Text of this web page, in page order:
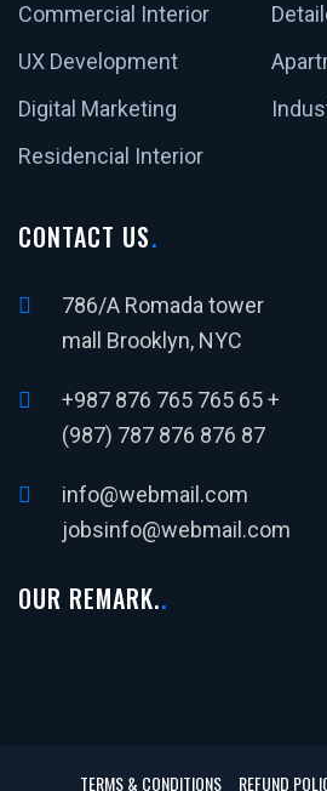
Commercial Interior
UX Development
Digital Marketing
Residencial Interior
CONTACT US
786/A Romada tower
mall Brooklyn, NYC
+987 876 765 765 65 +
(987) 787 876 876 87
info@webmail.com
jobsinfo@webmail.com
OUR REMARK.
TERMS & CONDITIONS REFUND